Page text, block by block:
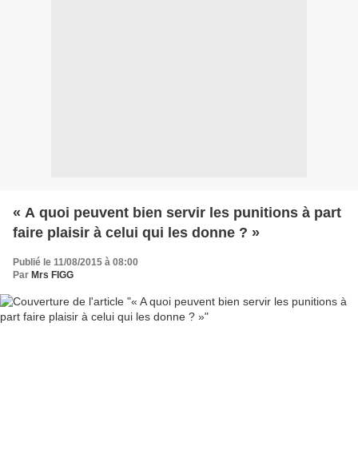
« A quoi peuvent bien servir les punitions à part
faire plaisir à celui qui les donne ? »
Publié le 11/08/2015 à 08:00
Par Mrs FIGG